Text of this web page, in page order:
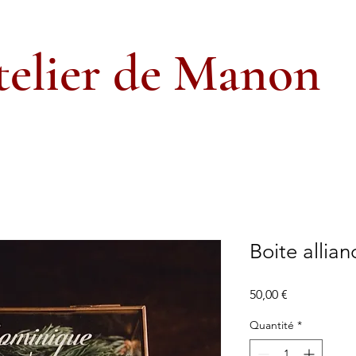
de Manon
Boite
50,00 €
Quantité *